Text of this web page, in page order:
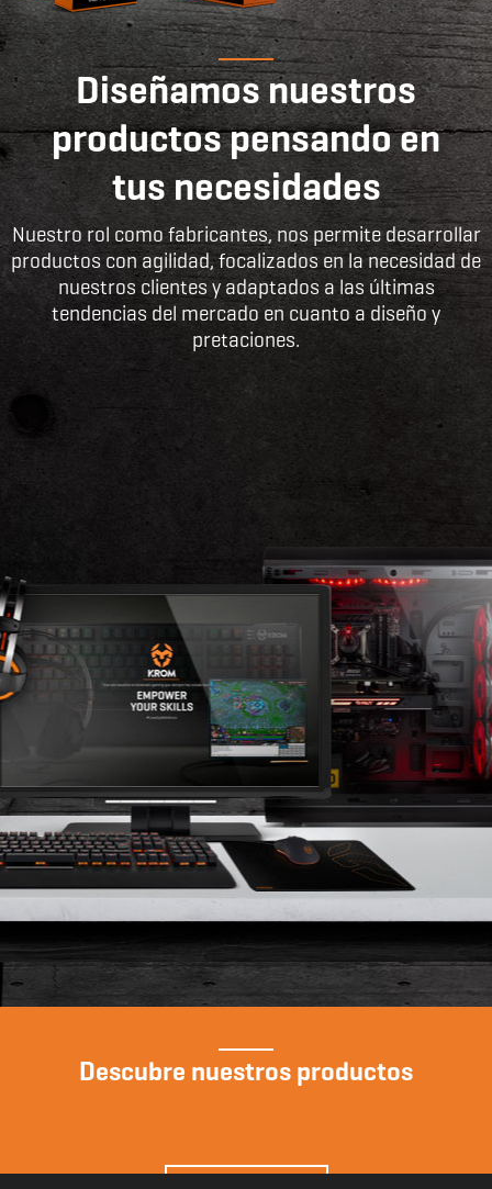
Diseñamos nuestros
productos pensando en
tus necesidades
Nuestro rol como fabricantes, nos permite desarrollar
productos con agilidad, focalizados en la necesidad de
nuestros clientes y adaptados a las últimas
tendencias del mercado en cuanto a diseño y
pretaciones.
Descubre nuestros productos